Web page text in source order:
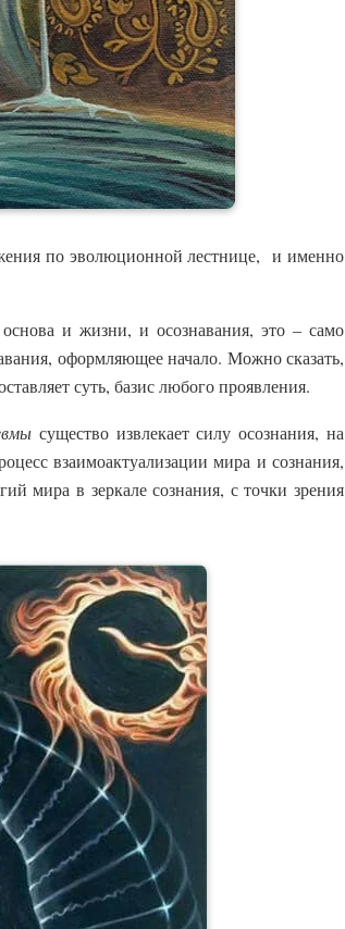
по эволюционной лестнице, и именно
основа и жизни, и осознавания, это – само
оформляющее начало. Можно сказать,
суть, базис любого проявления.
существо извлекает силу осознания, на
взаимоактуализации мира и сознания,
мира в зеркале сознания, с точки зрения